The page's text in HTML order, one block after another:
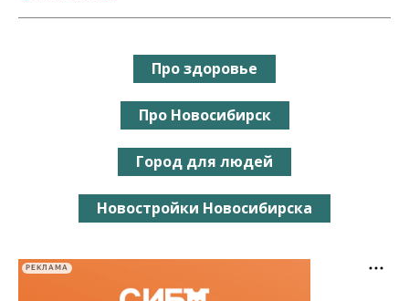
Про здоровье
Про Новосибирск
Город для людей
Новостройки Новосибирска
РЕКЛАМА